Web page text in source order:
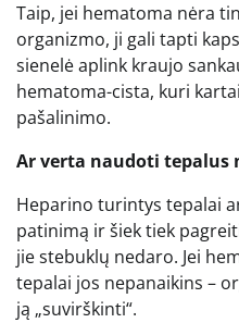
Taip, jei hematoma nėra
organizmo, ji gali tapti
sienelė aplink kraujo
hematoma-cista, kuri
pašalinimo.
Ar verta naudoti tepalus
Heparino turintys tepalai
patinimą ir šiek tiek
jie stebuklų nedaro. Jei
tepalai jos nepanaikins –
ją „suvirškinti“.